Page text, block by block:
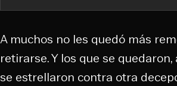
A muchos no les quedó más
retirarse. Y los que se
se estrellaron contra otra